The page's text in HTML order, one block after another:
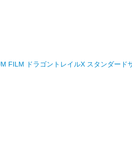
FILM ドラゴントレイルX スタンダード